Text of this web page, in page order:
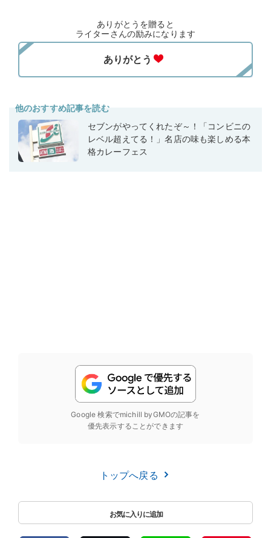
ありがとうを贈ると
ライターさんの励みになります
他のおすすめ記事を読む
セブンがやってくれたぞ～！「コンビニの
レベル超えてる！」名店の味も楽しめる本
格カレーフェス
Google 検索でmichill byGMOの記事を
優先表示することができます
トップへ戻る